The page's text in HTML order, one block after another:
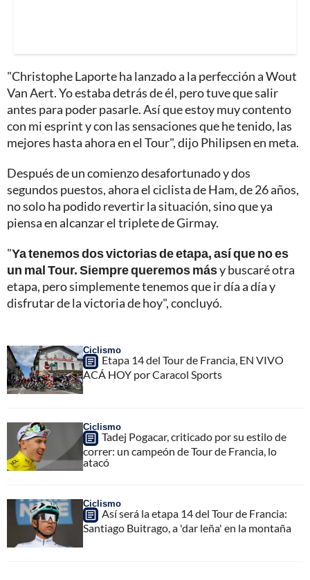
"Christophe Laporte ha lanzado a la perfección a Wout
Van Aert. Yo estaba detrás de él, pero tuve que salir
antes para poder pasarle. Así que estoy muy contento
con mi esprint y con las sensaciones que he tenido, las
mejores hasta ahora en el Tour", dijo Philipsen en meta.
Después de un comienzo desafortunado y dos
segundos puestos, ahora el ciclista de Ham, de 26 años,
no solo ha podido revertir la situación, sino que ya
piensa en alcanzar el triplete de Girmay.
"Ya tenemos dos victorias de etapa, así que no es
un mal Tour. Siempre queremos másy buscaré otra
etapa, pero simplemente tenemos que ir día a día y
disfrutar de la victoria de hoy", concluyó.
Ciclismo
Etapa 14 del Tour de Francia, EN VIVO
ACÁ HOY por Caracol Sports
Ciclismo
Tadej Pogacar, criticado por su estilo de
correr: un campeón de Tour de Francia, lo
atacó
Ciclismo
Así será la etapa 14 del Tour de Francia:
Santiago Buitrago, a 'dar leña' en la montaña